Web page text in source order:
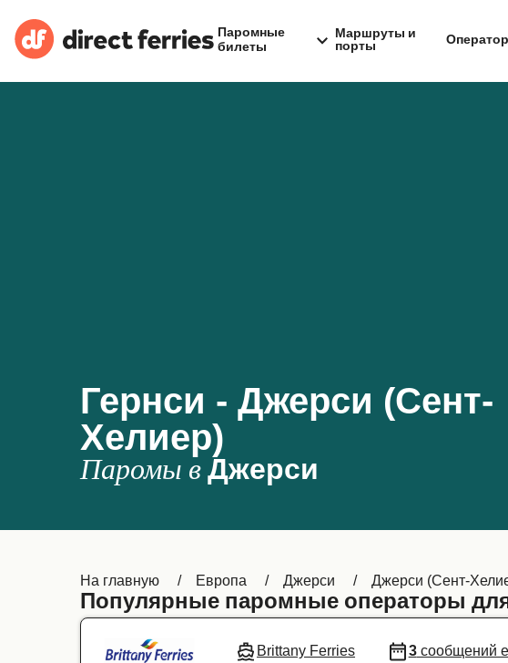
Паромные
билеты
Маршруты и
порты
Гернси - Джерси (Сент-
Хелиер)
Паромы в Джерси
На главную Европа Джерси Джерси (Сент-
Популярные паромные операторы
Brittany Ferries 3сообщений